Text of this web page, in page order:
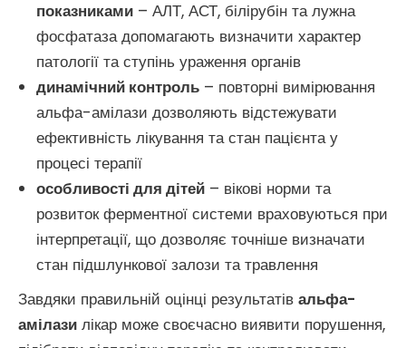
показниками – АЛТ, АСТ, білірубін та лужна
фосфатаза допомагають визначити характер
патології та ступінь ураження органів
динамічний контроль – повторні вимірювання
альфа-амілази дозволяють відстежувати
ефективність лікування та стан пацієнта у
процесі терапії
особливості для дітей – вікові норми та
розвиток ферментної системи враховуються при
інтерпретації, що дозволяє точніше визначати
стан підшлункової залози та травлення
Завдяки правильній оцінці результатів альфа-
амілази лікар може своєчасно виявити порушення,